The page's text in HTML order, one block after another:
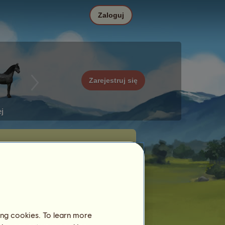
Zarejestruj się
Zaloguj
cookies. To learn more